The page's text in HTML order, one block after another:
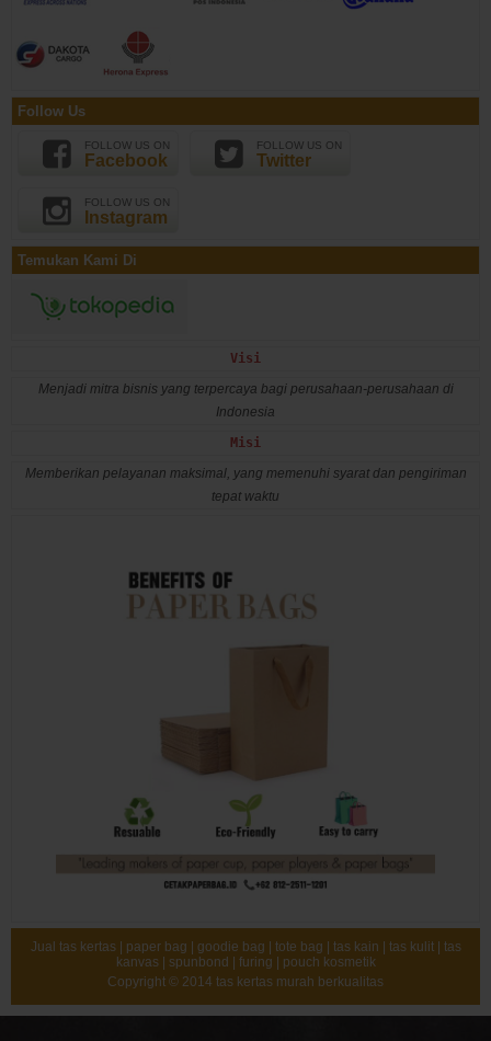
Follow Us
FOLLOW US ON
Facebook
FOLLOW US ON
Twitter
FOLLOW US ON
Instagram
Temukan Kami Di
Visi
Menjadi mitra bisnis yang terpercaya bagi perusahaan-perusahaan di
Indonesia
Misi
Memberikan pelayanan maksimal, yang memenuhi syarat dan pengiriman
tepat waktu
Jual tas kertas | paper bag | goodie bag | tote bag | tas kain | tas kulit | tas
kanvas | spunbond | furing | pouch kosmetik
Copyright © 2014 tas kertas murah berkualitas